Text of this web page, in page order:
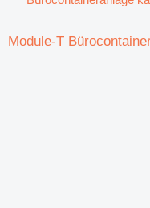
Module-T